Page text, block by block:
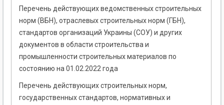
Перечень действующих ведомственных строительных
норм (ВБН), отраслевых строительных норм (ГБН),
стандартов организаций Украины (СОУ) и других
документов в области строительства и
промышленности строительных материалов по
состоянию на 01.02.2022 года
Перечень действующих строительных норм,
государственных стандартов, нормативных и